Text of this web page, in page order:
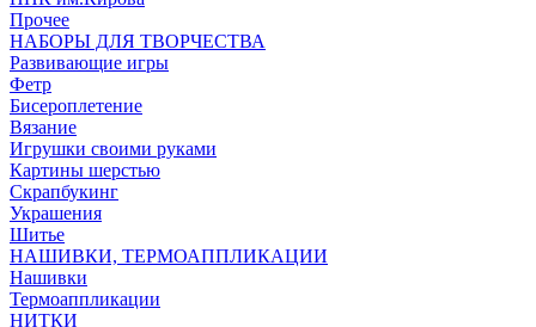
Прочее
НАБОРЫ ДЛЯ ТВОРЧЕСТВА
Развивающие игры
Фетр
Бисероплетение
Вязание
Игрушки своими руками
Картины шерстью
Скрапбукинг
Украшения
Шитье
НАШИВКИ, ТЕРМОАППЛИКАЦИИ
Нашивки
Термоаппликации
НИТКИ